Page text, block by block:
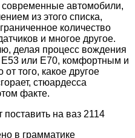
автомобили,
из этого списка,
количество
и многое другое.
делая процесс вождения
E53 или E70, комфортным и
того, какое другое
стюардесса
факте.
на ваз 2114
в грамматике